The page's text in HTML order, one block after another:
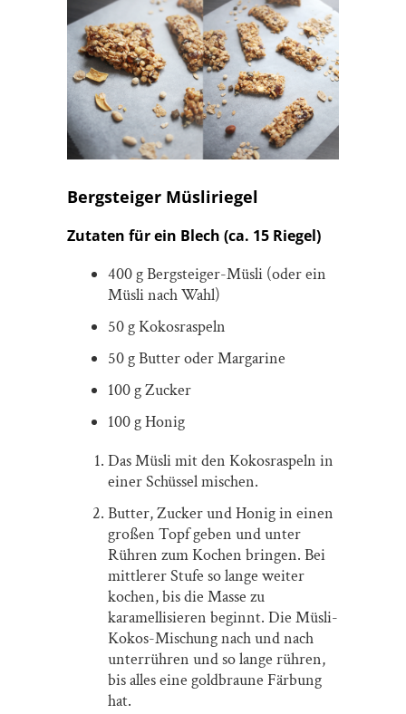
Bergsteiger Müsliriegel
Zutaten für ein Blech (ca. 15 Riegel)
400 g Bergsteiger-Müsli (oder ein
Müsli nach Wahl)
50 g Kokosraspeln
50 g Butter oder Margarine
100 g Zucker
100 g Honig
Das Müsli mit den Kokosraspeln in
einer Schüssel mischen.
Butter, Zucker und Honig in einen
großen Topf geben und unter
Rühren zum Kochen bringen. Bei
mittlerer Stufe so lange weiter
kochen, bis die Masse zu
karamellisieren beginnt. Die Müsli-
Kokos-Mischung nach und nach
unterrühren und so lange rühren,
bis alles eine goldbraune Färbung
hat.